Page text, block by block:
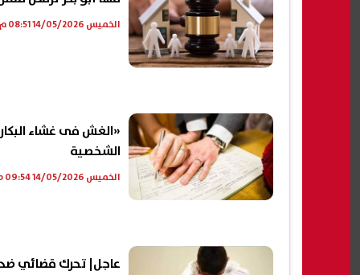
الخميس 14/05/2026 08:51 م
«الغش فى غشاء
الشخصية
الخميس 14/05/2026 09:54 ص
عاجل| تحرك قضائي